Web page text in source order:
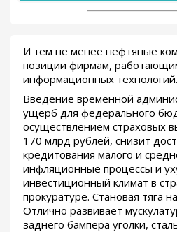
И тем не менее нефтяные
позиции фирмам,
информационных
Введение временной
ущерб для федерального
осуществлением страховых
170 млрд рублей, снизит
кредитования малого и
инфляционные процессы и
инвестиционный климат в
прокуратуре. Становая тяга
Отлично развивает
заднего бампера уголки,